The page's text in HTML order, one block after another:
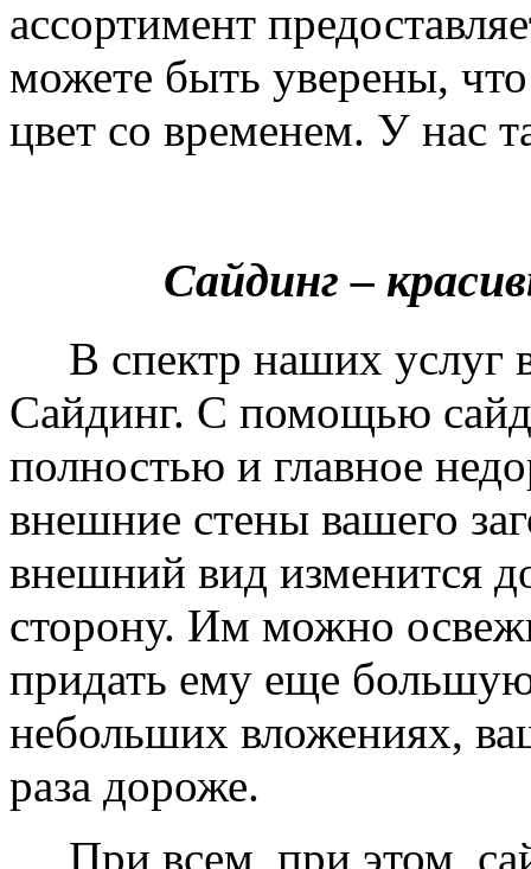
ассортимент
можете быть уверены,
цвет со временем. У нас
Сайдинг –
В спектр наших услуг
Сайдинг. С помощью
полностью и главное
внешние стены вашего
внешний вид изменится
сторону. Им можно
придать ему еще
небольших вложениях,
раза дороже.
При всем, при этом,